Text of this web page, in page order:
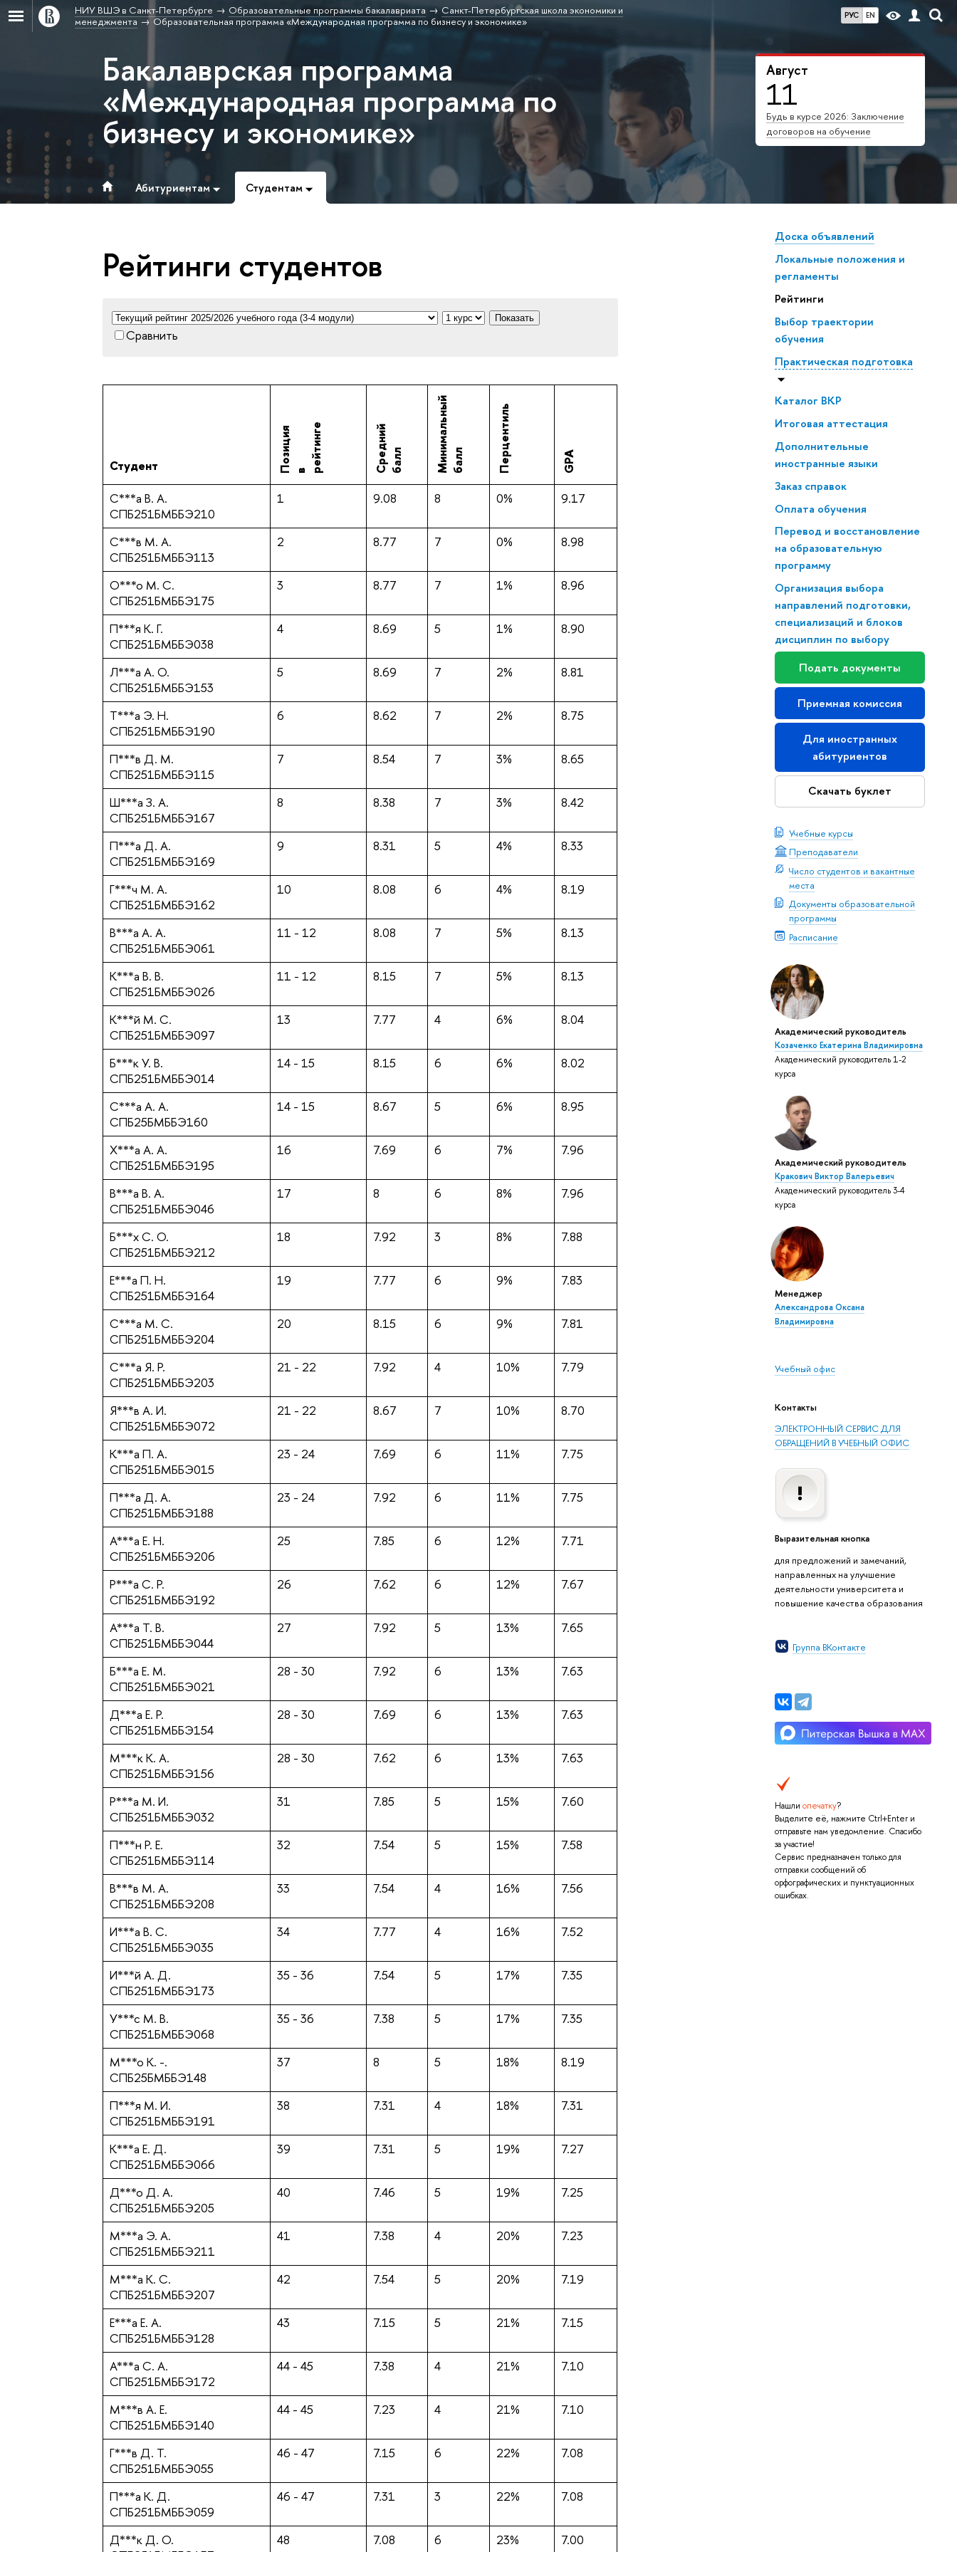
РУС EN
НИУ ВШЭ в Санкт-Петербурге Образовательные программы бакалавриата
Санкт-Петербургская школа экономики и
менеджмента
Образовательная программа «Международная программа по бизнесу и экономике»
Август
11
Будь в курсе 2026: Заключение
договоров на обучение
Бакалаврская программа
«Международная программа по
бизнесу и экономике»
Абитуриентам Студентам
Доска объявлений
Локальные положения и
регламенты
Рейтинги
Выбор траектории
обучения
Практическая подготовка
Каталог ВКР
Итоговая аттестация
Дополнительные
иностранные языки
Заказ справок
Оплата обучения
Перевод и восстановление
на образовательную
программу
Организация выбора
направлений подготовки,
специализаций и блоков
дисциплин по выбору
Подать документы
Приемная комиссия
Для иностранных
абитуриентов
Скачать буклет
Учебные курсы
Преподаватели
Число студентов и вакантные
места
Документы образовательной
программы
Расписание
Академический руководитель
Козаченко Екатерина Владимировна
Академический руководитель 1-2
курса
Академический руководитель
Кракович Виктор Валерьевич
Академический руководитель 3-4
курса
Менеджер
Александрова Оксана
Владимировна
Учебный офис
Контакты
ЭЛЕКТРОННЫЙ СЕРВИС ДЛЯ
ОБРАЩЕНИЙ В УЧЕБНЫЙ ОФИС
Выразительная кнопка
для предложений и замечаний,
направленных на улучшение
деятельности университета и
повышение качества образования
Группа ВКонтакте
Нашли опечатку?
Выделите её, нажмите Ctrl+Enter и
отправьте нам уведомление. Спасибо
за участие!
Сервис предназначен только для
отправки сообщений об
орфографических и пунктуационных
ошибках.
Рейтинги студентов
Показать
Сравнить
Студент П
о
з
и
ц
и
я в р
е
й
т
и
н
г е С
р
е
д
н
и
й
б
а
лл М
и
н
и
м
а
л
ь
н
ы
й
б
а
л л Перцентиль GPA
С***а В. А.
СПБ251БМББЭ210
1 9.08 8 0% 9.17
С***в М. А.
СПБ251БМББЭ113
2 8.77 7 0% 8.98
О***о М. С.
СПБ251БМББЭ175
3 8.77 7 1% 8.96
П***я К. Г.
СПБ251БМББЭ038
4 8.69 5 1% 8.90
Л***а А. О.
СПБ251БМББЭ153
5 8.69 7 2% 8.81
Т***а Э. Н.
СПБ251БМББЭ190
6 8.62 7 2% 8.75
П***в Д. М.
СПБ251БМББЭ115
7 8.54 7 3% 8.65
Ш***а З. А.
СПБ251БМББЭ167
8 8.38 7 3% 8.42
П***а Д. А.
СПБ251БМББЭ169
9 8.31 5 4% 8.33
Г***ч М. А.
СПБ251БМББЭ162
10 8.08 6 4% 8.19
В***а А. А.
СПБ251БМББЭ061
11 - 12 8.08 7 5% 8.13
К***а В. В.
СПБ251БМББЭ026
11 - 12 8.15 7 5% 8.13
К***й М. С.
СПБ251БМББЭ097
13 7.77 4 6% 8.04
Б***к У. В.
СПБ251БМББЭ014
14 - 15 8.15 6 6% 8.02
С***а А. А.
СПБ25БМББЭ160
14 - 15 8.67 5 6% 8.95
Х***а А. А.
СПБ251БМББЭ195
16 7.69 6 7% 7.96
В***а В. А.
СПБ251БМББЭ046
17 8 6 8% 7.96
Б***х С. О.
СПБ251БМББЭ212
18 7.92 3 8% 7.88
Е***а П. Н.
СПБ251БМББЭ164
19 7.77 6 9% 7.83
С***а М. С.
СПБ251БМББЭ204
20 8.15 6 9% 7.81
С***а Я. Р.
СПБ251БМББЭ203
21 - 22 7.92 4 10% 7.79
Я***в А. И.
СПБ251БМББЭ072
21 - 22 8.67 7 10% 8.70
К***а П. А.
СПБ251БМББЭ015
23 - 24 7.69 6 11% 7.75
П***а Д. А.
СПБ251БМББЭ188
23 - 24 7.92 6 11% 7.75
А***а Е. Н.
СПБ251БМББЭ206
25 7.85 6 12% 7.71
Р***а С. Р.
СПБ251БМББЭ192
26 7.62 6 12% 7.67
А***а Т. В.
СПБ251БМББЭ044
27 7.92 5 13% 7.65
Б***а Е. М.
СПБ251БМББЭ021
28 - 30 7.92 6 13% 7.63
Д***а Е. Р.
СПБ251БМББЭ154
28 - 30 7.69 6 13% 7.63
М***к К. А.
СПБ251БМББЭ156
28 - 30 7.62 6 13% 7.63
Р***а М. И.
СПБ251БМББЭ032
31 7.85 5 15% 7.60
П***н Р. Е.
СПБ251БМББЭ114
32 7.54 5 15% 7.58
В***в М. А.
СПБ251БМББЭ208
33 7.54 4 16% 7.56
И***а В. С.
СПБ251БМББЭ035
34 7.77 4 16% 7.52
И***й А. Д.
СПБ251БМББЭ173
35 - 36 7.54 5 17% 7.35
У***с М. В.
СПБ251БМББЭ068
35 - 36 7.38 5 17% 7.35
М***о К. -.
СПБ25БМББЭ148
37 8 5 18% 8.19
П***я М. И.
СПБ251БМББЭ191
38 7.31 4 18% 7.31
К***а Е. Д.
СПБ251БМББЭ066
39 7.31 5 19% 7.27
Д***о Д. А.
СПБ251БМББЭ205
40 7.46 5 19% 7.25
М***а Э. А.
СПБ251БМББЭ211
41 7.38 4 20% 7.23
М***а К. С.
СПБ251БМББЭ207
42 7.54 5 20% 7.19
Е***а Е. А.
СПБ251БМББЭ128
43 7.15 5 21% 7.15
А***а С. А.
СПБ251БМББЭ172
44 - 45 7.38 4 21% 7.10
М***в А. Е.
СПБ251БМББЭ140
44 - 45 7.23 4 21% 7.10
Г***в Д. Т.
СПБ251БМББЭ055
46 - 47 7.15 6 22% 7.08
П***а К. Д.
СПБ251БМББЭ059
46 - 47 7.31 3 22% 7.08
Д***к Д. О.
48 7.08 6 23% 7.00